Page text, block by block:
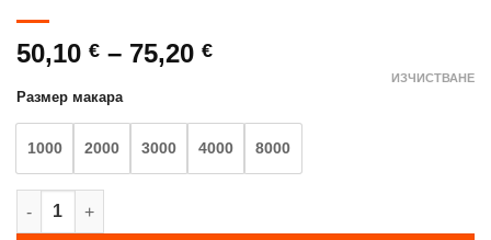
50,10 € – 75,20 €Price
through
75,20 €
Размер макара
1000 2000 3000 4000 8000
ИЗЧИСТВАНЕ
количество за MARS